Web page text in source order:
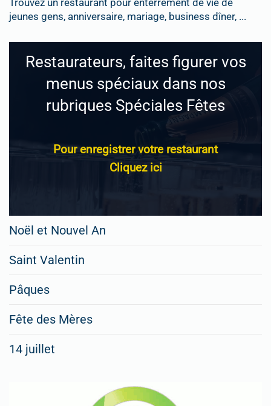
jeunes gens, anniversaire, mariage, business dîner, ...
Restaurateurs, faites figurer vos
menus spéciaux dans nos
rubriques Spéciales Fêtes
Pour enregistrer votre restaurant
Cliquez ici
Noël et Nouvel An
Saint Valentin
Pâques
Fête des Mères
14 juillet